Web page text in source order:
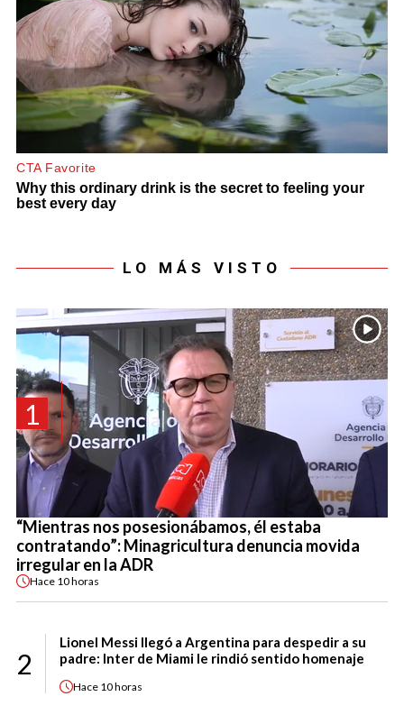
LO MÁS VISTO
1
“Mientras nos posesionábamos, él estaba
contratando”: Minagricultura denuncia movida
irregular en la ADR
Hace 10 horas
2
Lionel Messi llegó a Argentina para despedir a su
padre: Inter de Miami le rindió sentido homenaje
Hace 10 horas